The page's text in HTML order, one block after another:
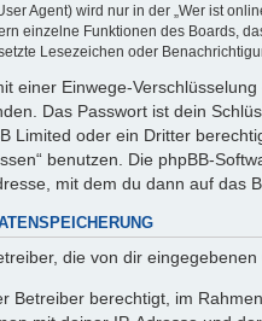
Agent) wird nur in der „Wer ist
einzelne Funktionen des Boards,
Lesezeichen oder
einer Einwege-
Das Passwort ist dein
Limited oder ein Dritter
benutzen. Die phpBB-
mit dem du dann auf das
die von dir
Betreiber berechtigt, im